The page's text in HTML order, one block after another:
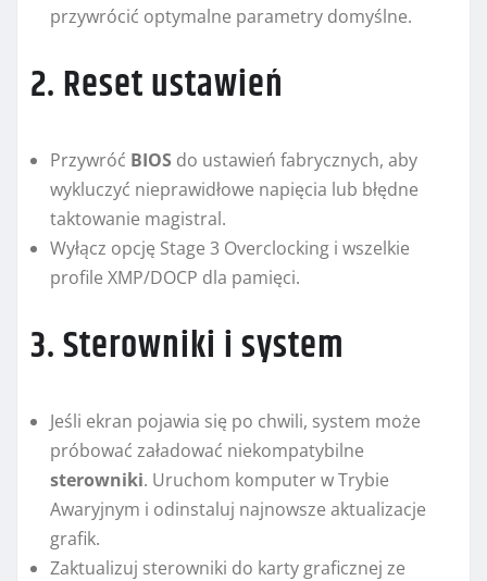
przywrócić optymalne parametry domyślne.
2. Reset ustawień
Przywróć BIOS do ustawień fabrycznych, aby
wykluczyć nieprawidłowe napięcia lub błędne
taktowanie magistral.
Wyłącz opcję Stage 3 Overclocking i wszelkie
profile XMP/DOCP dla pamięci.
3. Sterowniki i system
Jeśli ekran pojawia się po chwili, system może
próbować załadować niekompatybilne
sterowniki. Uruchom komputer w Trybie
Awaryjnym i odinstaluj najnowsze aktualizacje
grafik.
Zaktualizuj sterowniki do karty graficznej ze